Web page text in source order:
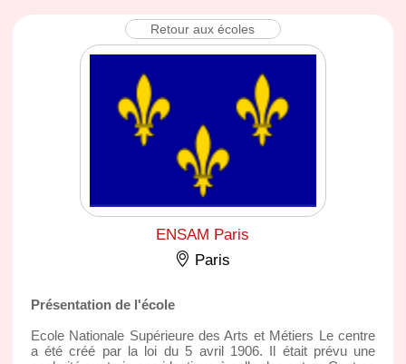
Retour aux écoles
ENSAM Paris
Paris
Présentation de l'école
Ecole Nationale Supérieure des Arts et Métiers Le centre
a été créé par la loi du 5 avril 1906. Il était prévu une